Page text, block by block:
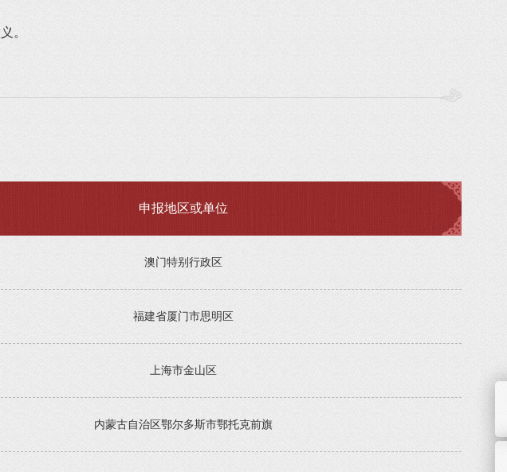
。
申报地区或单位
澳门特别行政区
福建省厦门市思明区
上海市金山区
内蒙古自治区鄂尔多斯市鄂托克前旗